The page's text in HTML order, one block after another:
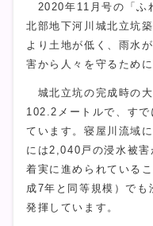
2020年11月号の「ふ
北部地下河川城北立坑
より土地が低く、雨水
害から人々を守るため
城北立坑の完成時の
102.2メートルで、す
ています。寝屋川流域
には2,040戸の浸水被
着実に進められている
成7年と同等規模）でも
発揮しています。